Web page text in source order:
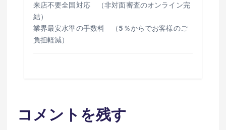
来店不要全国対応 （非対面審査のオンライン完
結）
業界最安水準の手数料 （5％からでお客様のご
負担軽減）
コメントを残す